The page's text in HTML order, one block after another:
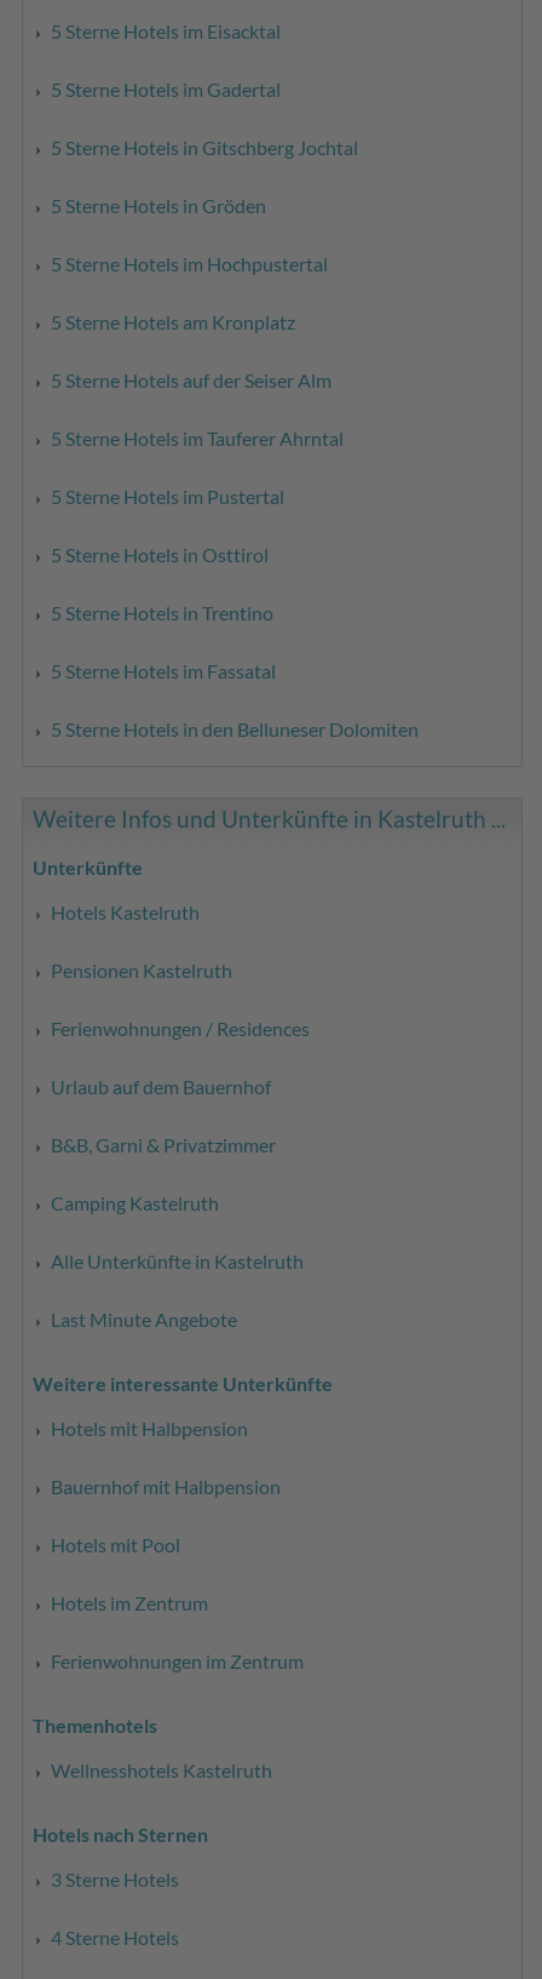
5 Sterne Hotels im Eisacktal
5 Sterne Hotels im Gadertal
5 Sterne Hotels in Gitschberg Jochtal
5 Sterne Hotels in Gröden
5 Sterne Hotels im Hochpustertal
5 Sterne Hotels am Kronplatz
5 Sterne Hotels auf der Seiser Alm
5 Sterne Hotels im Tauferer Ahrntal
5 Sterne Hotels im Pustertal
5 Sterne Hotels in Osttirol
5 Sterne Hotels in Trentino
5 Sterne Hotels im Fassatal
5 Sterne Hotels in den Belluneser Dolomiten
Weitere Infos und Unterkünfte in Kastelruth ...
Unterkünfte
Hotels Kastelruth
Pensionen Kastelruth
Ferienwohnungen / Residences
Urlaub auf dem Bauernhof
B&B, Garni & Privatzimmer
Camping Kastelruth
Alle Unterkünfte in Kastelruth
Last Minute Angebote
Weitere interessante Unterkünfte
Hotels mit Halbpension
Bauernhof mit Halbpension
Hotels mit Pool
Hotels im Zentrum
Ferienwohnungen im Zentrum
Themenhotels
Wellnesshotels Kastelruth
Hotels nach Sternen
3 Sterne Hotels
4 Sterne Hotels